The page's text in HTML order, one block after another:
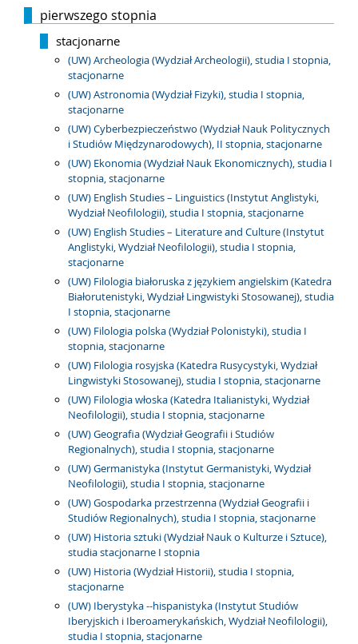
pierwszego stopnia
stacjonarne
(UW) Archeologia (Wydział Archeologii), studia I stopnia,
stacjonarne
(UW) Astronomia (Wydział Fizyki), studia I stopnia,
stacjonarne
(UW) Cyberbezpieczeństwo (Wydział Nauk Politycznych
i Studiów Międzynarodowych), II stopnia, stacjonarne
(UW) Ekonomia (Wydział Nauk Ekonomicznych), studia I
stopnia, stacjonarne
(UW) English Studies – Linguistics (Instytut Anglistyki,
Wydział Neofilologii), studia I stopnia, stacjonarne
(UW) English Studies – Literature and Culture (Instytut
Anglistyki, Wydział Neofilologii), studia I stopnia,
stacjonarne
(UW) Filologia białoruska z językiem angielskim (Katedra
Białorutenistyki, Wydział Lingwistyki Stosowanej), studia
I stopnia, stacjonarne
(UW) Filologia polska (Wydział Polonistyki), studia I
stopnia, stacjonarne
(UW) Filologia rosyjska (Katedra Rusycystyki, Wydział
Lingwistyki Stosowanej), studia I stopnia, stacjonarne
(UW) Filologia włoska (Katedra Italianistyki, Wydział
Neofilologii), studia I stopnia, stacjonarne
(UW) Geografia (Wydział Geografii i Studiów
Regionalnych), studia I stopnia, stacjonarne
(UW) Germanistyka (Instytut Germanistyki, Wydział
Neofilologii), studia I stopnia, stacjonarne
(UW) Gospodarka przestrzenna (Wydział Geografii i
Studiów Regionalnych), studia I stopnia, stacjonarne
(UW) Historia sztuki (Wydział Nauk o Kulturze i Sztuce),
studia stacjonarne I stopnia
(UW) Historia (Wydział Historii), studia I stopnia,
stacjonarne
(UW) Iberystyka --hispanistyka (Instytut Studiów
Iberyjskich i Iberoamerykańskich, Wydział Neofilologii),
studia I stopnia, stacjonarne